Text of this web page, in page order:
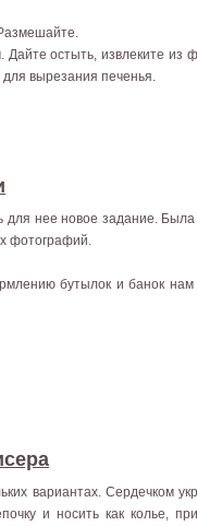
остыть, извлеките из
вырезания печенья.
нее новое задание.
фотографий.
бутылок и банок
вариантах. Сердечком
и носить как колье,